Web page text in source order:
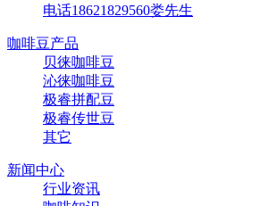
电话18621829560娄先生
咖啡豆产品
贝徕咖啡豆
沁徕咖啡豆
极睿拼配豆
极睿传世豆
其它
新闻中心
行业资讯